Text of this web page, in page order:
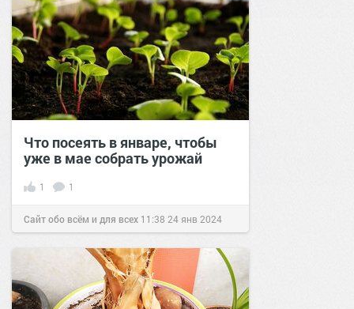
Что посеять в январе, чтобы
уже в мае собрать урожай
1 1
Сайт обо всём и для всех 11:38 24 янв 2024